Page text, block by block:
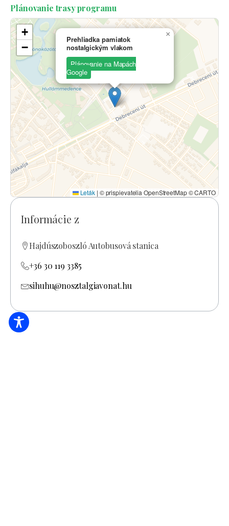
Plánovanie trasy programu
Prehliadka pamiatok
nostalgickým vlakom
Plánovanie na Mapách
Google
×
+
−
Leták | © prispievatelia OpenStreetMap © CARTO
Informácie z
Hajdúszoboszló Autobusová stanica
+36 30 119 3385
sihuhu@nosztalgiavonat.hu